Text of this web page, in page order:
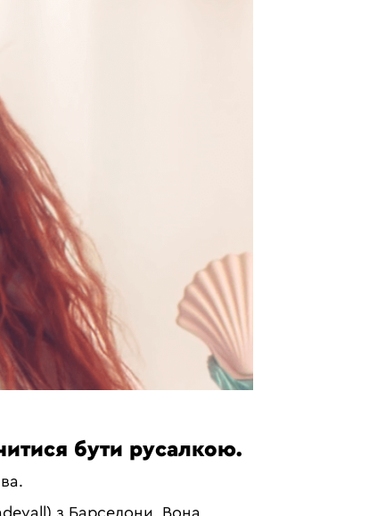
бути русалкою.